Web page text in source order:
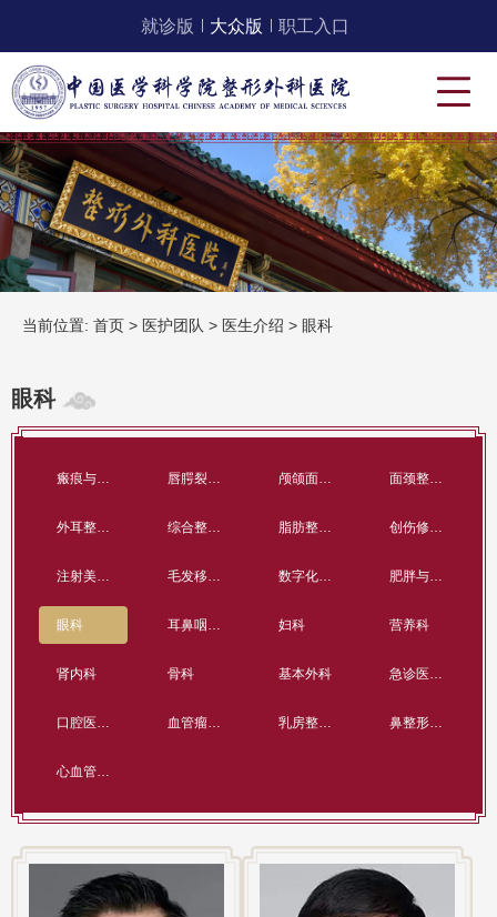
就诊版 大众版 职工入口
当前位置: 首页 > 医护团队 > 医生介绍 > 眼科
眼科
瘢痕与创面治疗科 唇腭裂整形科 颅颌面整形科 面颈整形科
外耳整形再造科 综合整形科 脂肪整形科 创伤修复与组织再生科
注射美容中心 毛发移植中心 数字化技术中心 肥胖与代谢病中心
眼科 耳鼻咽喉科 妇科 营养科
肾内科 骨科 基本外科 急诊医学中心
口腔医学美容中心 血管瘤与脉管畸形整形科 乳房整形科 鼻整形再造科
心血管内科